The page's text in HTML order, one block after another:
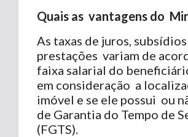
Quais as vantagens do
As taxas de juros, subsídios
prestações variam de
faixa salarial do
em consideração a
imóvel e se ele possui ou
de Garantia do Tempo de
(FGTS).